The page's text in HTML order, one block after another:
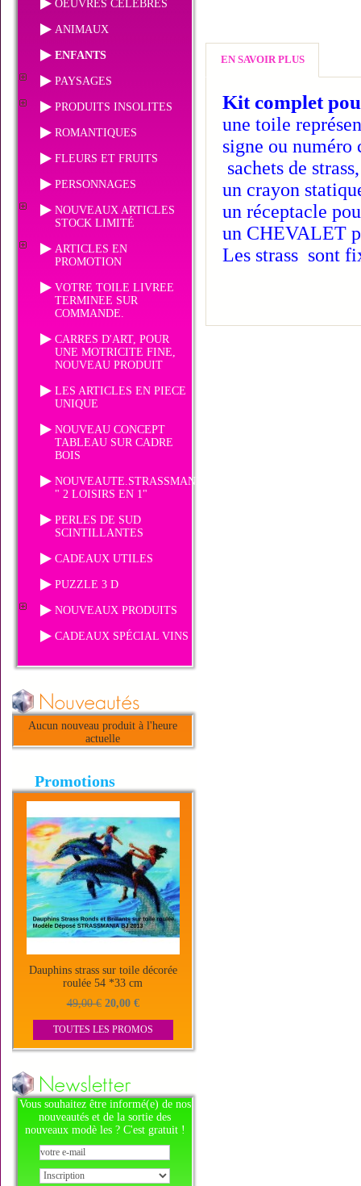
OEUVRES CÉLEBRES
ANIMAUX
ENFANTS
PAYSAGES
PRODUITS INSOLITES
ROMANTIQUES
FLEURS ET FRUITS
PERSONNAGES
NOUVEAUX ARTICLES
STOCK LIMITÉ
ARTICLES EN
PROMOTION
VOTRE TOILE LIVREE
TERMINEE SUR
COMMANDE.
CARRES D'ART, POUR
UNE MOTRICITE FINE,
NOUVEAU PRODUIT
LES ARTICLES EN PIECE
UNIQUE
NOUVEAU CONCEPT
TABLEAU SUR CADRE
BOIS
NOUVEAUTE.STRASSMANIA
" 2 LOISIRS EN 1"
PERLES DE SUD
SCINTILLANTES
CADEAUX UTILES
PUZZLE 3 D
NOUVEAUX PRODUITS
CADEAUX SPÉCIAL VINS
Aucun nouveau produit à l'heure
actuelle
Promotions
Dauphins strass sur toile décorée
roulée 54 *33 cm
49,00 € 20,00 €
TOUTES LES PROMOS
Vous souhaitez être informé(e) de nos
nouveautés et de la sortie des
nouveaux modè les ? C'est gratuit !
EN SAVOIR PLUS
Kit complet
une toile
signe ou numéro
sachets de
un crayon
un réceptacle
un CHEVALET
Les strass sont